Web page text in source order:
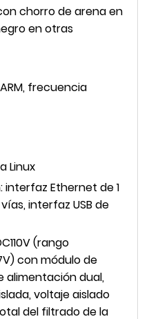
chorro de arena en
en otras
frecuencia
Linux
Ethernet de 1
interfaz USB de
(rango
con módulo de
alimentación dual,
voltaje aislado
del filtrado de la